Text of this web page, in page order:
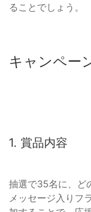
ることでしょう。
キャンペー
1. 賞品内容
抽選で35名に、ど
メッセージ入りフ